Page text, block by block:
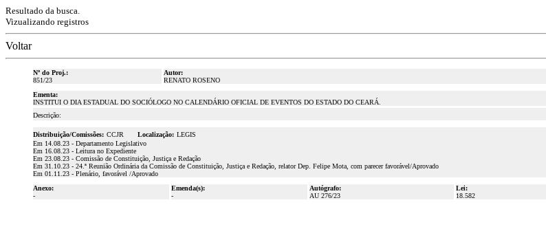
Resultado da busca.
Vizualizando registros
Voltar
Nº do Proj.:
851/23
Autor:
RENATO ROSENO
Ementa:
INSTITUI O DIA ESTADUAL DO SOCIÓLOGO NO CALENDÁRIO OFICIAL DE EVENTOS DO ESTADO DO CEARÁ.
Descrição:
Distribuição/Comissões: CCJR Localização: LEGIS
Em 14.08.23 - Departamento Legislativo
Em 16.08.23 - Leitura no Expediente
Em 23.08.23 - Comissão de Constituição, Justiça e Redação
Em 31.10.23 - 24.ª Reunião Ordinária da Comissão de Constituição, Justiça e Redação, relator Dep. Felipe Mota, com parecer favorável/Aprovado
Em 01.11.23 - Plenário, favorável /Aprovado
Anexo:
-
Emenda(s):
-
Autógrafo:
AU 276/23
Lei:
18.582